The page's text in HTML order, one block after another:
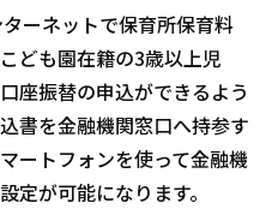
ーネットで保育所保育料
ども園在籍の3歳以上児
座振替の申込ができるよう
書を金融機関窓口へ持参す
ートフォンを使って金融機
定が可能になります。